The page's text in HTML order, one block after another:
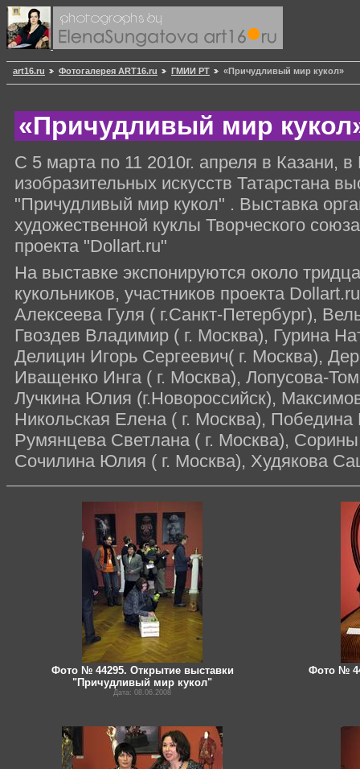
art16.ru Фотогалерея ART16.ru ГМИИ РТ «Причудливый мир кукол»
«Причудливый мир
С 5 марта по 11 2010г. апреля в Казани,
изобразительных искусств Татарстана
"Причудливый мир кукол" . Выставка
художественной куклы Творческого
проекта "Dollart.ru"
На выставке экспонируются около
кукольников, участников проекта
Алексеева Гуля ( г.Санкт-Петербург),
Гвоздев Владимир ( г. Москва), Гурина
Делицин Игорь Сергеевич( г. Москва),
Иващенко Инга ( г. Москва), Лопусова-
Лучкина Юлия (г.Новороссийск),
Никольская Елена ( г. Москва), Победина
Румянцева Светлана ( г. Москва),
Сочилина Юлия ( г. Москва), Худякова
Фото № 44295. Открытие выставки
"Причудливый мир кукол"
Дата: 08.06.2008
Фото №